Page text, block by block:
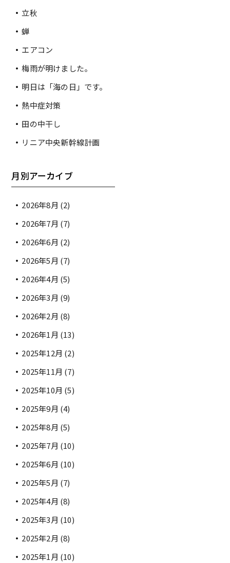
立秋
蝉
エアコン
梅雨が明けました。
明日は「海の日」です。
熱中症対策
田の中干し
リニア中央新幹線計画
月別アーカイブ
2026年8月 (2)
2026年7月 (7)
2026年6月 (2)
2026年5月 (7)
2026年4月 (5)
2026年3月 (9)
2026年2月 (8)
2026年1月 (13)
2025年12月 (2)
2025年11月 (7)
2025年10月 (5)
2025年9月 (4)
2025年8月 (5)
2025年7月 (10)
2025年6月 (10)
2025年5月 (7)
2025年4月 (8)
2025年3月 (10)
2025年2月 (8)
2025年1月 (10)